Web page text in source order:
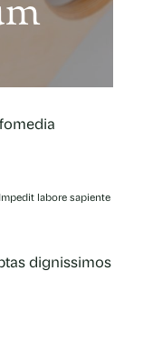
labore sapiente
dignissimos